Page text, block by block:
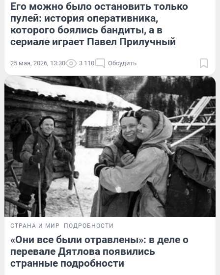
Его можно было остановить только
пулей: история оперативника,
которого боялись бандиты, а в
сериале играет Павел Прилучный
25 мая, 2026, 13:30 3 110 Обсудить
СТРАНА И МИР ПОДРОБНОСТИ
«Они все были отравлены»: в деле о
перевале Дятлова появились
странные подробности